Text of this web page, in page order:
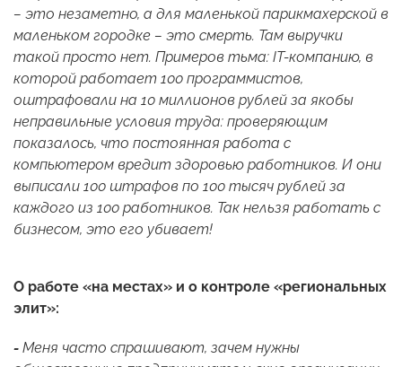
– это незаметно, а для маленькой парикмахерской в
маленьком городке – это смерть. Там выручки
такой просто нет. Примеров тьма: IT-компанию, в
которой работает 100 программистов,
оштрафовали на 10 миллионов рублей за якобы
неправильные условия труда: проверяющим
показалось, что постоянная работа с
компьютером вредит здоровью работников. И они
выписали 100 штрафов по 100 тысяч рублей за
каждого из 100 работников. Так нельзя работать с
бизнесом, это его убивает!
О работе «на местах» и о контроле «региональных
элит»:
- Меня часто спрашивают, зачем нужны